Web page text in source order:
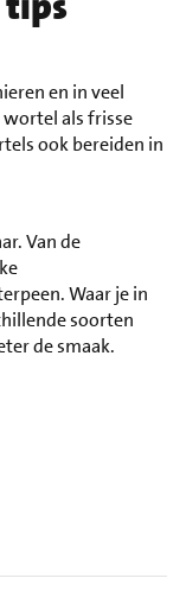
en in veel
als frisse
ook bereiden in
Van de
Waar je in
soorten
de smaak.